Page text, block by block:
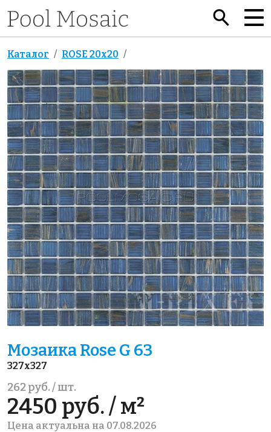
Каталог ROSE 20x20
Мозаика Rose G 63
327x327
262 руб. / шт.
2450 руб. / м²
Цена актуальна на 07.08.2026